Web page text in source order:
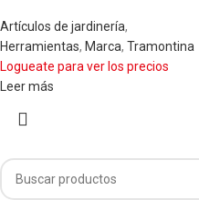
Artículos de jardinería,
Herramientas, Marca, Tramontina
Logueate para ver los precios
Leer más